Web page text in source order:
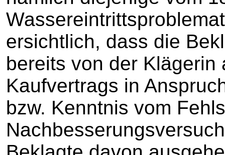
ersichtlich, dass die
bereits von der
Kaufvertrags in
bzw. Kenntnis vom